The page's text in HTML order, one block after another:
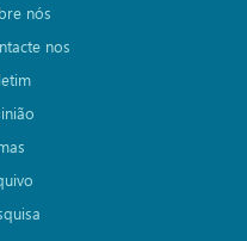
nós
nos